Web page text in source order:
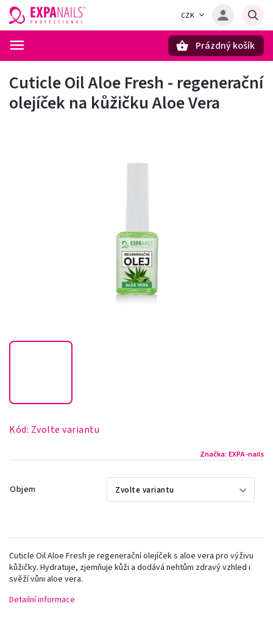
CZK
Prázdný košík
Cuticle Oil Aloe Fresh - regenerační
olejíček na kůžičku Aloe Vera
Kód: Zvolte variantu
Značka: EXPA-nails
Objem
Cuticle Oil Aloe Fresh je regenerační olejíček s aloe vera pro výživu
kůžičky. Hydratuje, zjemňuje kůži a dodává nehtům zdravý vzhled i
svěží vůni aloe vera.
Detailní informace